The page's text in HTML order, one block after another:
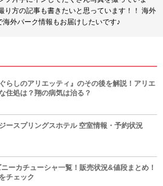
り方の記事も書きたいと思っています！！ 海外
外パーク情報もお届けしたいです♪
らしのアリエッティ』のその後を解説！アリエ
住処は？翔の病気は治る？
ースプリングスホテル 空室情報・予約状況
ニーカチューシャ一覧！販売状況&値段まとめ！
チェック